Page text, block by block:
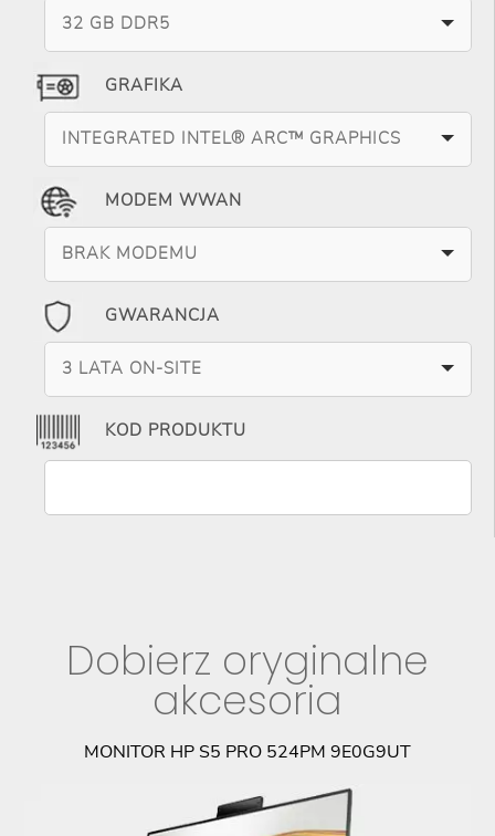
32 GB DDR5
GRAFIKA
INTEGRATED INTEL® ARC™ GRAPHICS
MODEM WWAN
BRAK MODEMU
GWARANCJA
3 LATA ON-SITE
KOD PRODUKTU
Dobierz oryginalne
akcesoria
MONITOR HP S5 PRO 524PM 9E0G9UT